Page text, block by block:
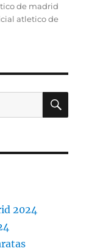
de madrid
atletico de
2024